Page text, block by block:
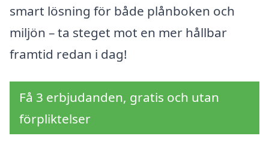
smart lösning för både plånboken och
miljön – ta steget mot en mer hållbar
framtid redan i dag!
Få 3 erbjudanden, gratis och utan
förpliktelser